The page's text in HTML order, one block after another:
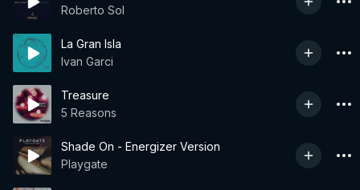
Roberto Sol
La Gran Isla
Ivan Garci
Treasure
5 Reasons
Shade On - Energizer Version
Playgate